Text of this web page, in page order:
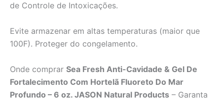
de Controle de Intoxicações.
Evite armazenar em altas temperaturas (maior que
100F). Proteger do congelamento.
Onde comprar Sea Fresh Anti-Cavidade & Gel De
Fortalecimento Com Hortelã Fluoreto Do Mar
Profundo – 6 oz. JASON Natural Products – Garanta